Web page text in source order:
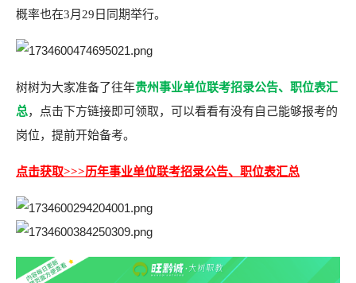
概率也在3月29日同期举行。
树树为大家准备了往年贵州事业单位联考招录公告、职位表汇
总，点击下方链接即可领取，可以看看有没有自己能够报考的
岗位，提前开始备考。
点击获取>>>历年事业单位联考招录公告、职位表汇总